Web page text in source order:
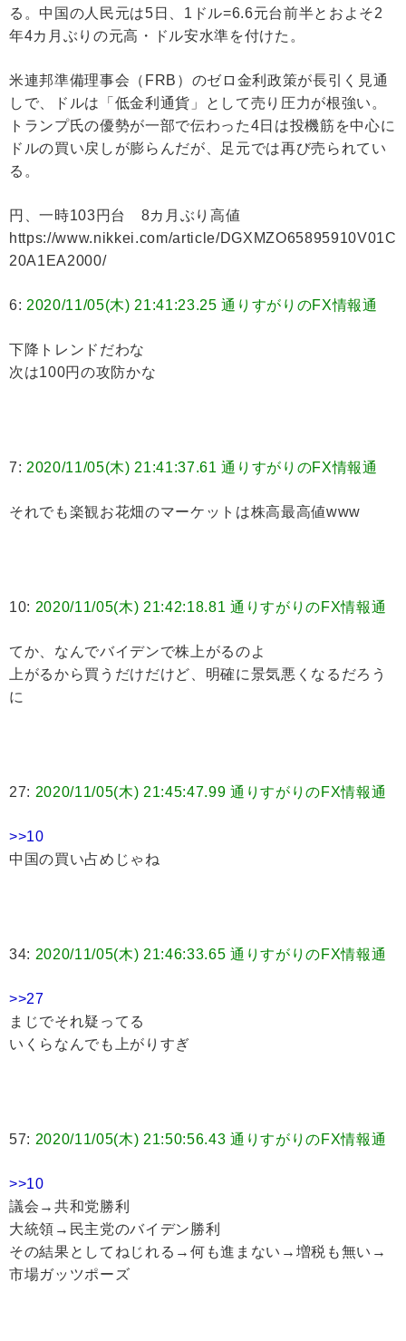
る。中国の人民元は5日、1ドル=6.6元台前半とおよそ2
年4カ月ぶりの元高・ドル安水準を付けた。
米連邦準備理事会（FRB）のゼロ金利政策が長引く見通
しで、ドルは「低金利通貨」として売り圧力が根強い。
トランプ氏の優勢が一部で伝わった4日は投機筋を中心に
ドルの買い戻しが膨らんだが、足元では再び売られてい
る。
円、一時103円台 8カ月ぶり高値
https://www.nikkei.com/article/DGXMZO65895910V01C
20A1EA2000/
6: 2020/11/05(木) 21:41:23.25 通りすがりのFX情報通
下降トレンドだわな
次は100円の攻防かな
7: 2020/11/05(木) 21:41:37.61 通りすがりのFX情報通
それでも楽観お花畑のマーケットは株高最高値www
10: 2020/11/05(木) 21:42:18.81 通りすがりのFX情報通
てか、なんでバイデンで株上がるのよ
上がるから買うだけだけど、明確に景気悪くなるだろう
に
27: 2020/11/05(木) 21:45:47.99 通りすがりのFX情報通
>>10
中国の買い占めじゃね
34: 2020/11/05(木) 21:46:33.65 通りすがりのFX情報通
>>27
まじでそれ疑ってる
いくらなんでも上がりすぎ
57: 2020/11/05(木) 21:50:56.43 通りすがりのFX情報通
>>10
議会→共和党勝利
大統領→民主党のバイデン勝利
その結果としてねじれる→何も進まない→増税も無い→
市場ガッツポーズ